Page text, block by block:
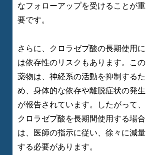
なフォローアップを受けることが重
要です。
さらに、クロラゼプ酸の長期使用に
は依存性のリスクもあります。この
薬物は、神経系の活動を抑制するた
め、身体的な依存や離脱症状の発生
が報告されています。したがって、
クロラゼプ酸を長期間使用する場合
は、医師の指示に従い、徐々に減量
する必要があります。